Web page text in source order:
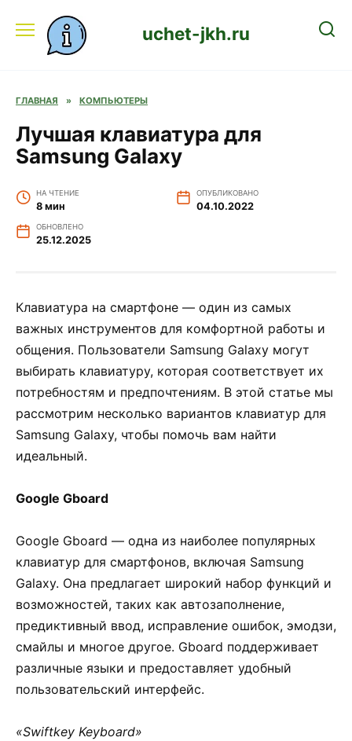
содержанию
uchet-jkh.ru
ГЛАВНАЯ » КОМПЬЮТЕРЫ
Лучшая клавиатура для
Samsung Galaxy
НА ЧТЕНИЕ
8 мин
ОПУБЛИКОВАНО
04.10.2022
ОБНОВЛЕНО
25.12.2025
Клавиатура на смартфоне — один из самых
важных инструментов для комфортной работы и
общения. Пользователи Samsung Galaxy могут
выбирать клавиатуру, которая соответствует их
потребностям и предпочтениям. В этой статье мы
рассмотрим несколько вариантов клавиатур для
Samsung Galaxy, чтобы помочь вам найти
идеальный.
Google Gboard
Google Gboard — одна из наиболее популярных
клавиатур для смартфонов, включая Samsung
Galaxy. Она предлагает широкий набор функций и
возможностей, таких как автозаполнение,
предиктивный ввод, исправление ошибок, эмодзи,
смайлы и многое другое. Gboard поддерживает
различные языки и предоставляет удобный
пользовательский интерфейс.
«Swiftkey Keyboard»